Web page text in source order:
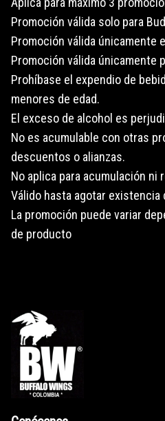
Promoción válida solo para
Promoción válida únicamente
Promoción válida únicamente
Prohíbase el expendio de
menores de edad.
El exceso de alcohol es
No es acumulable con otras
descuentos o alianzas.
No aplica para acumulación ni
Válido hasta agotar existencia
La promoción puede variar
de producto